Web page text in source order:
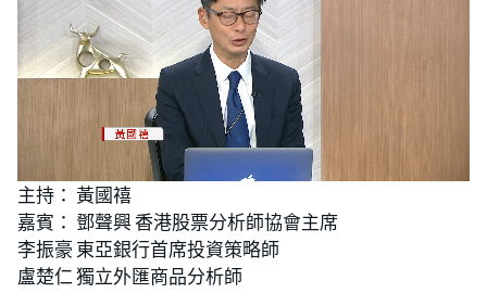
n
m
u
t
e
o
e
d
:
1
.
8
主持： 黃國禧
嘉賓： 鄧聲興 香港股票分析師協會主席
李振豪 東亞銀行首席投資策略師
盧楚仁 獨立外匯商品分析師